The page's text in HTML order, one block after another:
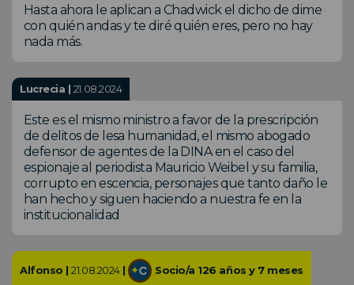
Hasta ahora le aplican a Chadwick el dicho de dime
con quién andas y te diré quién eres, pero no hay
nada más.
Lucrecia | 21.08.2024
Este es el mismo ministro a favor de la prescripción
de delitos de lesa humanidad, el mismo abogado
defensor de agentes de la DINA en el caso del
espionaje al periodista Mauricio Weibel y su familia,
corrupto en escencia, personajes que tanto daño le
han hecho y siguen haciendo a nuestra fe en la
institucionalidad
Alfonso |21.08.2024| Socio/a 126 años y 7 meses